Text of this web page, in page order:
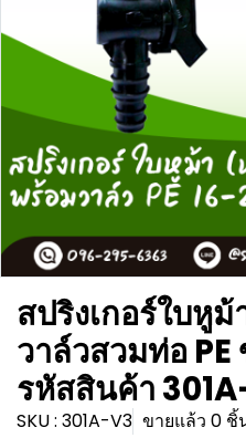
สปริงเกอร์ใบหู
วาล์วสวมท่อ
รหัสสินค้า
SKU : 301A-V3 ขายแล้ว 0 ชิ้